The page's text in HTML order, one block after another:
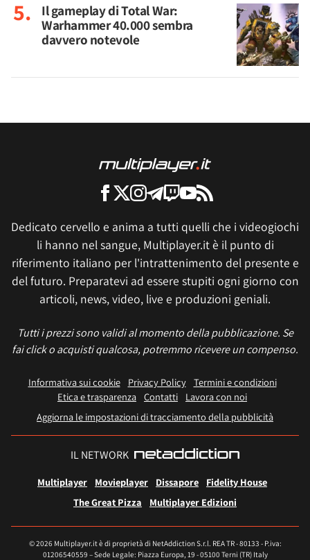
Il gameplay di Total War:
Warhammer 40.000 sembra
davvero notevole
Dedicato cervello e anima a tutti quelli che i videogiochi
li hanno nel sangue, Multiplayer.it è il punto di
riferimento italiano per l'intrattenimento del presente e
del futuro. Preparatevi ad essere stupiti ogni giorno con
articoli, news, video, live e produzioni geniali.
Tutti i prezzi sono validi al momento della pubblicazione. Se
fai click o acquisti qualcosa, potremmo ricevere un compenso.
Informativa sui cookie Privacy Policy
Termini e condizioni
Etica e trasparenza Contatti
Lavora con noi
Aggiorna le impostazioni di tracciamento della pubblicità
IL NETWORK
Multiplayer Movieplayer Dissapore
Fidelity House
The Great Pizza
Multiplayer Edizioni
© 2026 Multiplayer.it è di proprietà di NetAddiction S.r.l. REA TR - 80133 - P.iva:
01206540559 – Sede Legale: Piazza Europa, 19 - 05100 Terni (TR) Italy